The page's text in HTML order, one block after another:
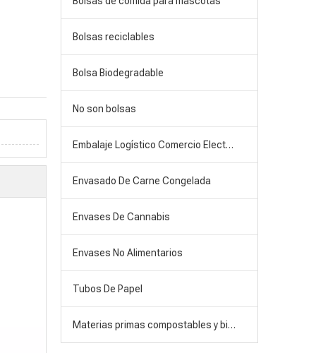
Bolsas reciclables
Bolsa Biodegradable
No son bolsas
Embalaje Logístico Comercio Electrónico
Envasado De Carne Congelada
Envases De Cannabis
Envases No Alimentarios
Tubos De Papel
Materias primas compostables y biodegradables